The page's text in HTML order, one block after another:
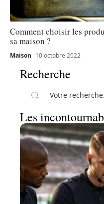
Comment choisir les
sa maison ?
Maison 10 octobre 2022
Recherche
Les